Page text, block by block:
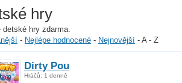
hry
detské hry zdarma.
- Nejlépe hodnocené - Nejnovější - A - Z
Dirty Pou
Hráčů: 1 denně